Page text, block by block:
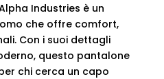
Industries è un
che offre comfort,
Con i suoi dettagli
questo pantalone
chi cerca un capo